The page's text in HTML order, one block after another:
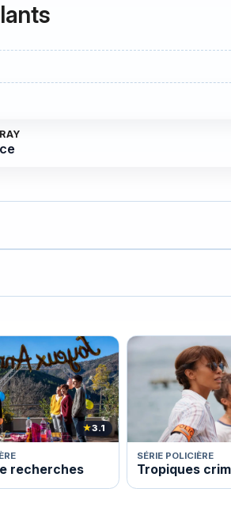
★3.1
recherches
SÉRIE POLICIÈRE
Tropiques